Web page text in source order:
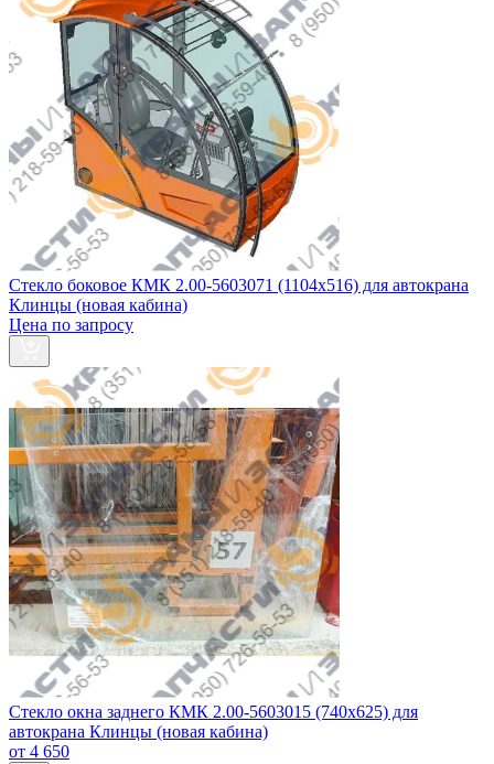
Стекло боковое КМК 2.00-5603071 (1104х516) для автокрана
Клинцы (новая кабина)
Цена по запросу
Стекло окна заднего КМК 2.00-5603015 (740х625) для
автокрана Клинцы (новая кабина)
от 4 650